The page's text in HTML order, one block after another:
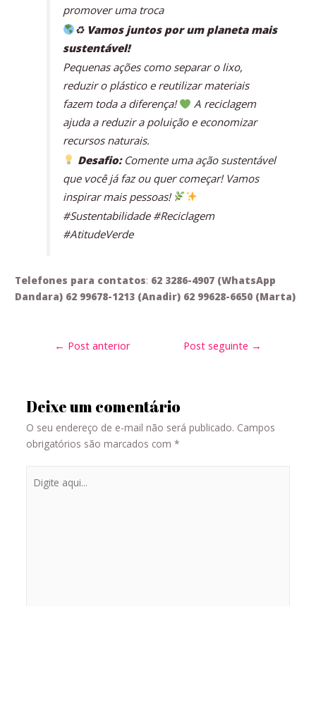
promover uma troca
♻ Vamos juntos por um planeta mais
sustentável!
Pequenas ações como separar o lixo,
reduzir o plástico e reutilizar materiais
fazem toda a diferença!
A reciclagem
ajuda a reduzir a poluição e economizar
recursos naturais.
Desafio:Comente uma ação sustentável
que você já faz ou quer começar! Vamos
inspirar mais pessoas!
#Sustentabilidade #Reciclagem
#AtitudeVerde
Telefones para contatos: 62 3286-4907 (WhatsApp
Dandara) 62 99678-1213 (Anadir) 62 99628-6650 (Marta)
← Post anterior Post seguinte →
Deixe um comentário
O seu endereço de e-mail não será publicado. Campos
obrigatórios são marcados com *